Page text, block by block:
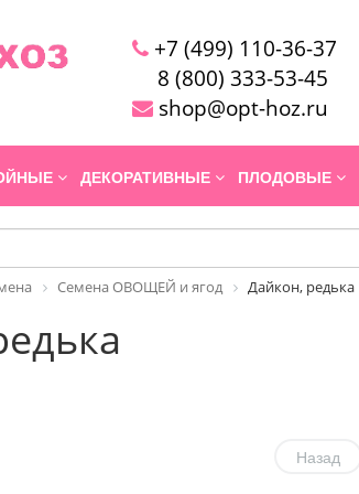
+7 (499) 110-36-37
8 (800) 333-53-45
shop@opt-hoz.ru
ДЕКОРАТИВНЫЕ ПЛОДОВЫЕ
Семена ОВОЩЕЙ и ягод Дайкон, редька
Назад